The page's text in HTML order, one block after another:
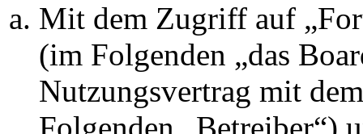
Mit dem Zugriff auf
(im Folgenden „das
Nutzungsvertrag mit